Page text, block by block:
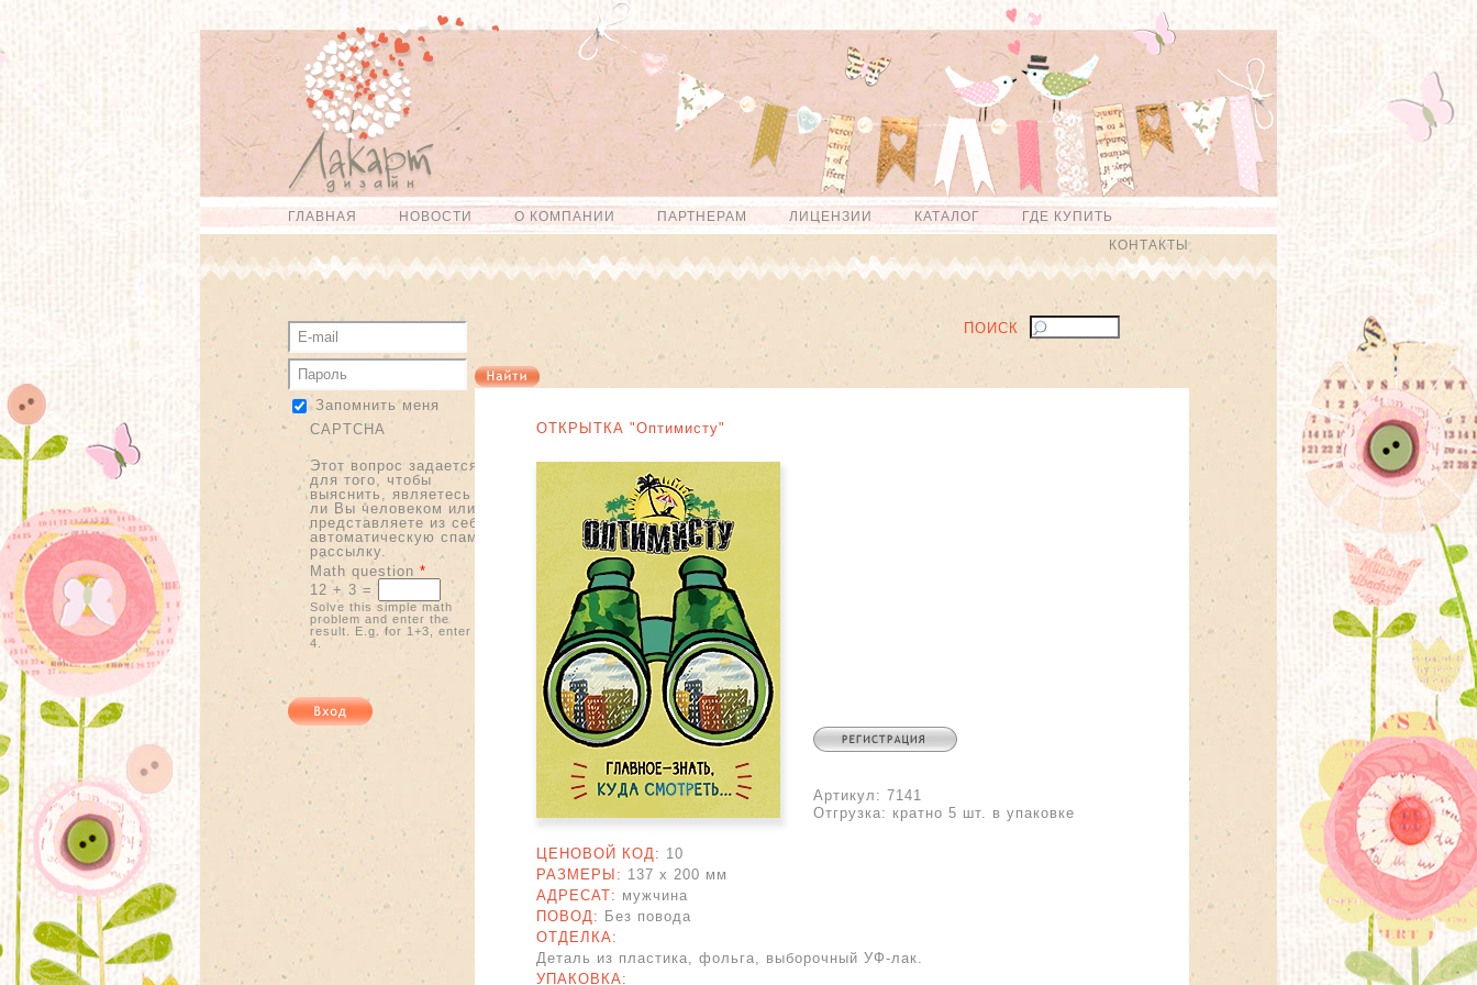
Перейти к
основному
содержанию
Skip to
navigation
Главное меню
ГЛАВНАЯ НОВОСТИ О КОМПАНИИ ПАРТНЕРАМ ЛИЦЕНЗИИ КАТАЛОГ
ГДЕ КУПИТЬ
КОНТАКТЫ
Запомнить меня
CAPTCHA
Этот вопрос задается
для того, чтобы
выяснить, являетесь
ли Вы человеком или
представляете из себя
автоматическую спам-
рассылку.
Math question *
12 + 3 =
Solve this simple math
problem and enter the
result. E.g. for 1+3, enter
4.
ПОИСК
ОТКРЫТКА "Оптимисту"
Артикул: 7141
Отгрузка: кратно 5 шт. в упаковке
ЦЕНОВОЙ КОД: 10
РАЗМЕРЫ: 137 x 200 мм
АДРЕСАТ: мужчина
ПОВОД: Без повода
ОТДЕЛКА:
Деталь из пластика, фольга, выборочный УФ-лак.
УПАКОВКА: